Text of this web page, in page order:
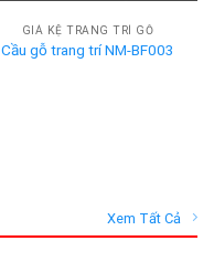
GIÁ KỆ TRANG TRÍ GỖ
Cầu gỗ trang trí NM-BF003
Xem Tất Cả